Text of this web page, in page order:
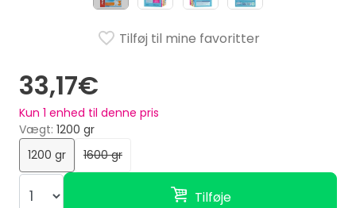
33,17€
Kun 1 enhed til denne pris
Vægt 1200 gr
1200 gr
1600 gr
Tilføje
Tilføj til mine favoritter